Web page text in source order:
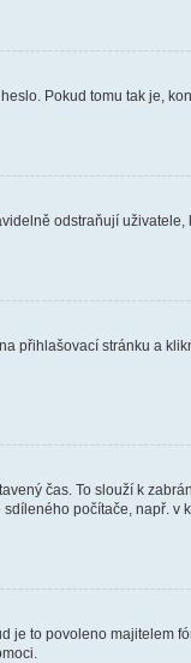
Pokud tomu tak je,
odstraňují
přihlašovací stránku a
čas. To slouží k
počítače, např.
je to povoleno majitelem